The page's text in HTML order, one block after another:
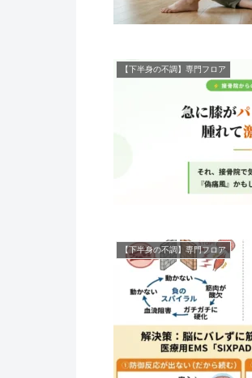
【下半身の不調】専門フロア
【下半身の不調】専門フロア